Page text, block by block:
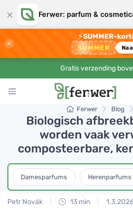
× Ferwer: parfum &
×
⚡SUMMER-
SUMMER
Gratis verzending
Ferwer Blog
Biologisch
worden vaak
composteerbare,
Damesparfums Herenparfums
Petr Novák 13 min 1.3.2026